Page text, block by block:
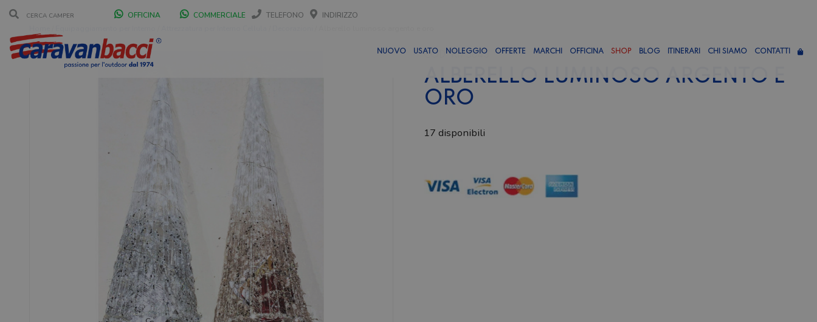
OFFICINA COMMERCIALE TELEFONO INDIRIZZO
NUOVO USATO NOLEGGIO OFFERTE MARCHI OFFICINA SHOP BLOG ITINERARI CHI SIAMO CONTATTI
COD:RI75845
ALBERELLO LUMINOSO ARGENTO E
ORO
17 disponibili
argento